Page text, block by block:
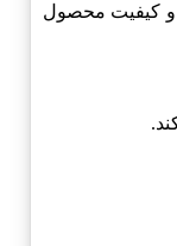
و کیفیت محصول